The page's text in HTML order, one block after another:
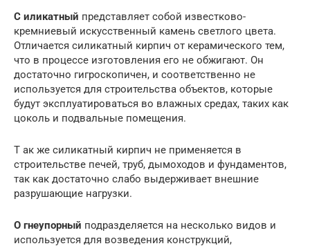
С иликатный представляет собой известково-
кремниевый искусственный камень светлого цвета.
Отличается силикатный кирпич от керамического тем,
что в процессе изготовления его не обжигают. Он
достаточно гигроскопичен, и соответственно не
используется для строительства объектов, которые
будут эксплуатироваться во влажных средах, таких как
цоколь и подвальные помещения.
Т ак же силикатный кирпич не применяется в
строительстве печей, труб, дымоходов и фундаментов,
так как достаточно слабо выдерживает внешние
разрушающие нагрузки.
О гнеупорный подразделяется на несколько видов и
используется для возведения конструкций,